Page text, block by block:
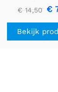
kleuren -
flexibele kern
core)
€ 14,50 €
Bekijk